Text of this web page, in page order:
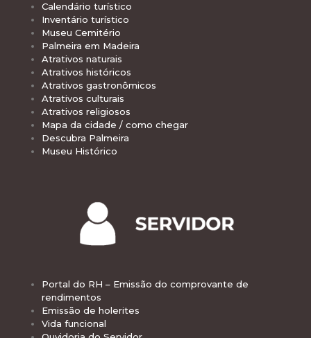
Calendário turístico
Inventário turístico
Museu Cemitério
Palmeira em Madeira
Atrativos naturais
Atrativos históricos
Atrativos gastronômicos
Atrativos culturais
Atrativos religiosos
Mapa da cidade / como chegar
Descubra Palmeira
Museu Histórico
Portal do RH – Emissão do comprovante de
rendimentos
Emissão de holerites
Vida funcional